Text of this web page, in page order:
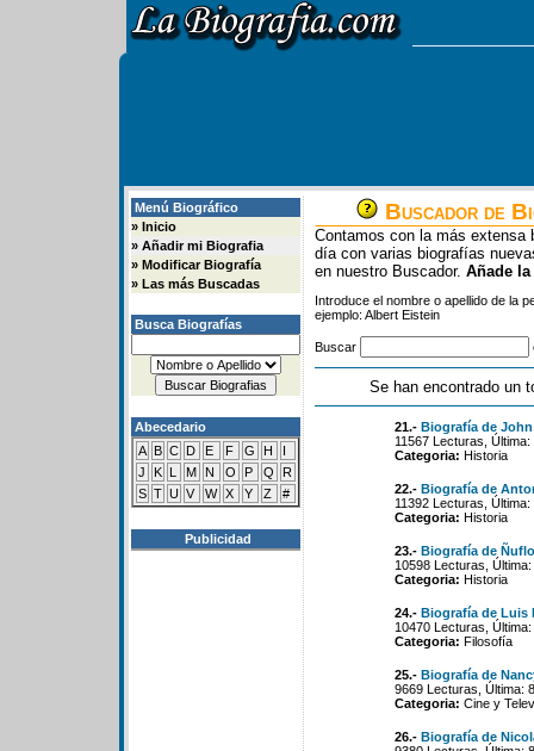
Menú Biográfico
» Inicio
» Añadir mi Biografia
» Modificar Biografía
» Las más Buscadas
Busca Biografías
Abecedario
A B C D E F G H
I
J
K L M N O P Q
R
S T U V W X Y Z #
Publicidad
Buscador de
Contamos con la más extensa
día con varias biografías
en nuestro Buscador. Añade
Introduce el nombre o apellido de la
ejemplo: Albert Eistein
Buscar
Se han encontrado un
21.- Biografía de
11567 Lecturas,
Categoria: Historia
22.- Biografía de
11392 Lecturas,
Categoria: Historia
23.- Biografía de
10598 Lecturas,
Categoria: Historia
24.- Biografía de Luis
10470 Lecturas,
Categoria: Filosofía
25.- Biografía de
9669 Lecturas, Última:
Categoria: Cine y
26.- Biografía de